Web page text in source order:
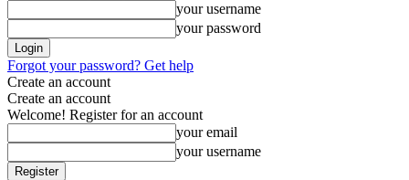
your username
your password
Forgot your password? Get help
Create an account
Create an account
Welcome! Register for an account
your email
your username